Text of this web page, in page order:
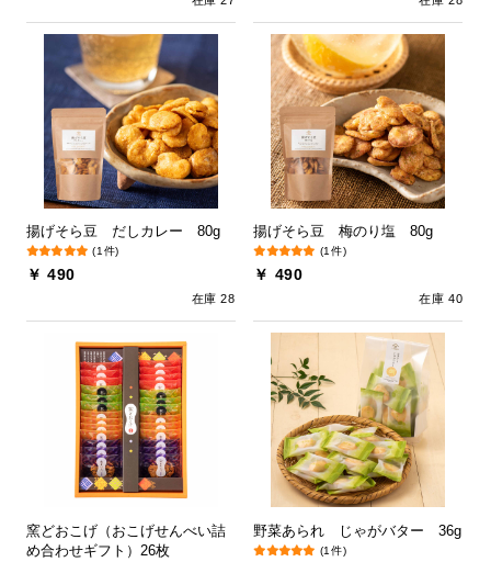
揚げそら豆 だしカレー 80g
(1件)
￥ 490
在庫 28
揚げそら豆 梅のり塩 80g
(1件)
￥ 490
在庫 40
窯どおこげ（おこげせんべい詰
め合わせギフト）26枚
野菜あられ じゃがバター 36g
(1件)